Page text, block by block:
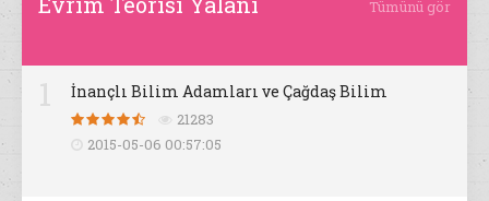
Tümünü gör
İnançlı Bilim Adamları ve Çağdaş Bilim
21283
2015-05-06 00:57:05